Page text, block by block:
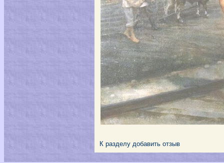
К разделу добавить отзыв